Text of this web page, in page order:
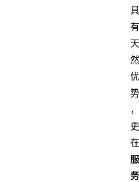
具
有
天
然
优
势
，
更
在
服
务